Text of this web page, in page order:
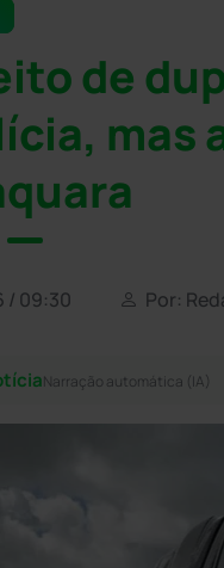
de
mas
/ 09:30 Por:
Narração automática (IA)